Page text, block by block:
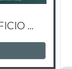
CURSO LIBRO DEL EDIFICIO EXISTENTE